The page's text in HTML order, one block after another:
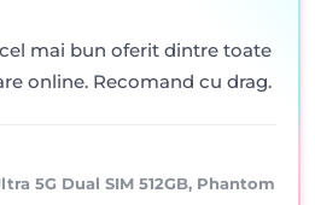
mai bun oferit dintre toate
online. Recomand cu drag.
5G Dual SIM 512GB, Phantom